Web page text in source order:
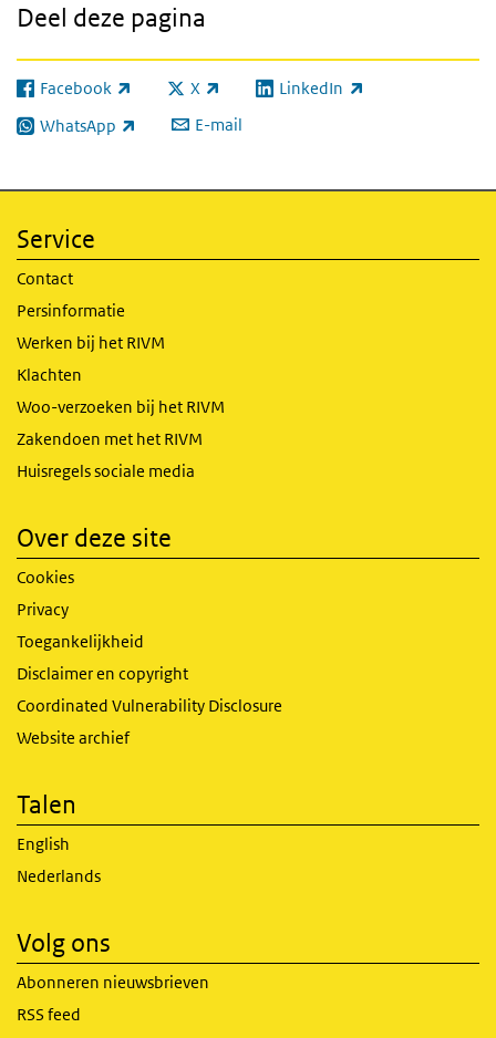
Deel deze pagina
Facebook
(externe link) X
(externe link) LinkedIn
(externe link)
WhatsApp
(externe link) E-mail
Service
Contact
Persinformatie
Werken bij het RIVM
Klachten
Woo-verzoeken bij het RIVM
Zakendoen met het RIVM
Huisregels sociale media
Over deze site
Cookies
Privacy
Toegankelijkheid
Disclaimer en copyright
Coordinated Vulnerability Disclosure
Website archief
Talen
English
Nederlands
Volg ons
Abonneren nieuwsbrieven
RSS feed